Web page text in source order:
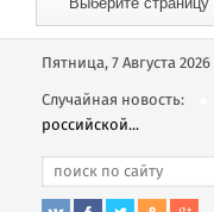
Пятница, 7 Августа 2026
Случайная новость:
российской...